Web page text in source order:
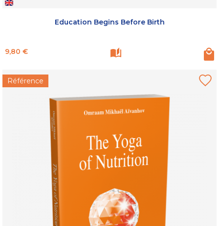
Education Begins Before Birth
Prix
9,80 €
Référence